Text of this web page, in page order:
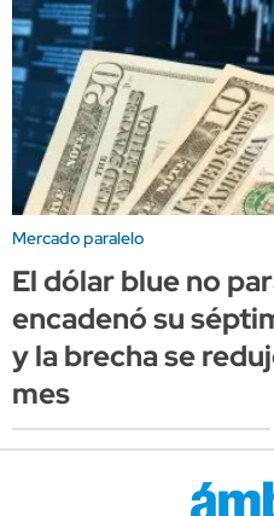
Mercado paralelo
El dólar blue no
encadenó su
y la brecha se
mes